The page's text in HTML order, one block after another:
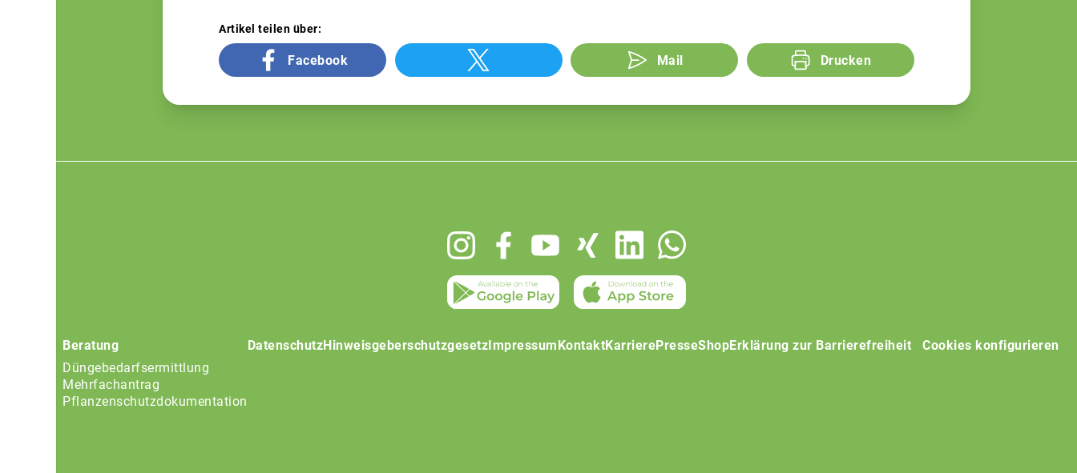
Artikel teilen über:
Facebook Mail Drucken
Beratung
Düngebedarfsermittlung
Mehrfachantrag
Pflanzenschutzdokumentation
DatenschutzHinweisgeberschutzgesetzImpressumKontaktKarrierePresseShopErklärung zur Barrierefreiheit Cookies konfigurieren